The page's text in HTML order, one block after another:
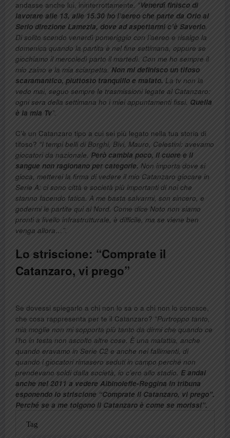
andasse anche lui, ininterrottamente. “Venerdì finisco di
lavorare alle 13, alle 15.30 ho l’aereo che parte da Orio al
Serio direzione Lamezia, dove ad aspettarmi c’è Saverio.
Di solito scendo venerdì pomeriggio con l’aereo e risalgo la
domenica quando la partita è nel fine settimana, oppure se
giochiamo il mercoledì parto il martedì. Con me ho sempre il
mio zaino e la mia sciarpetta. Non mi definisco un tifoso
scaramantico, piuttosto tranquillo e malato. La tv non la
vedo mai, seguo sempre le trasmissioni legate al Catanzaro:
ogni sera della settimana ho i miei appuntamenti fissi. Quella
è la mia Tv”.
C’è un Catanzaro tipo a cui sei più legato nella tua storia di
tifoso? “I tempi belli di Borghi, Bivi, Mauro, Celestini: avevamo
giocatori da nazionale. Però cambia poco, il cuore e il
sangue non ragionano per categorie. Non importa dove si
gioca, metterei la firma di vedere il mio Catanzaro giocare in
Serie A: ci sono città e società più importanti di noi che
stanno facendo fatica. A me basta salvarmi, son sincero, e
godermi le partite qui al Nord. Come dice Noto non siamo
pronti a livello infrastrutturale, è difficile, ma se viene ben
venga allora…”.
Lo striscione: “Comprate il
Catanzaro, vi prego”
Se dovessi spiegarlo a chi non lo sa o a chi non lo conosce,
che cosa rappresenta per te il Catanzaro? “Purtroppo tanto,
mia moglie non mi sopporta più tanto da dirmi che quando ce
l’ho in testa non ascolto altre cose. È una malattia, anche
quando eravamo in Serie C2 e anche nei fallimenti, di
quando i giocatori rimasero seduti in campo perché non
prendevano soldi dalla società, io c’ero allo stadio. E andai
anche nel 2011 a vedere Albinoleffe-Reggina in tribuna
esponendo lo striscione “Comprate il Catanzaro, vi prego”.
Perché se a me tolgono il Catanzaro è come se morissi”.
Tag